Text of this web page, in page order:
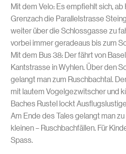
Mit dem Velo: Es empfiehlt sich,
Grenzach die Parallelstrasse
weiter über die Schlossgasse zu
vorbei immer geradeaus bis zum
Mit dem Bus 38: Der fährt von
Kantstrasse in Wyhlen. Über den
gelangt man zum Ruschbachtal.
mit lautem Vogelgezwitscher und
Baches Rustel lockt
Am Ende des Tales gelangt man
kleinen – Ruschbachfällen. Für
Spass.